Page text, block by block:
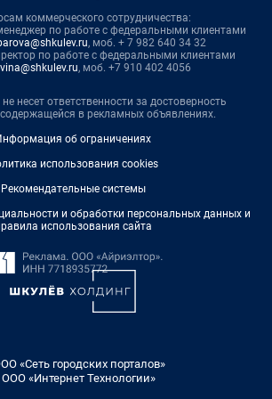
коммерческого сотрудничества:
по работе с федеральными клиентами
, моб. + 7 982 640 34 32
по работе с федеральными клиентами
, моб. +7 910 402 4056
несет ответственности за достоверность
в рекламных объявлениях.
об ограничениях
использования cookies
Рекомендательные системы
и обработки персональных данных и
использования сайта
«Сеть городских порталов»
«Интернет Технологии»